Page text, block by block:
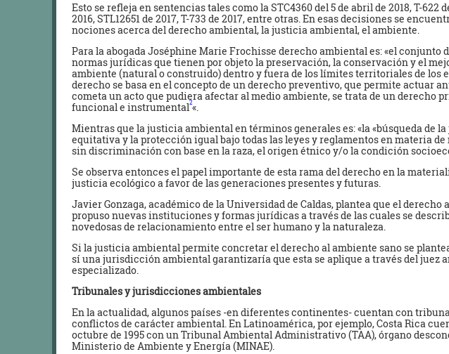
Esto se refleja en sentencias tales como la STC4360 del 5 de abril de 2018, T-622
2016, STL12651 de 2017, T-733 de 2017, entre otras. En esas decisiones se
nociones acerca del derecho ambiental, la justicia ambiental, el ambiente.
Para la abogada Joséphine Marie Frochisse derecho ambiental es: «el conjunto
normas jurídicas que tienen por objeto la preservación, la conservación y el
ambiente (natural o construido) dentro y fuera de los límites territoriales de los
derecho se basa en el concepto de un derecho preventivo, que permite actuar
cometa un acto que pudiera afectar al medio ambiente, se trata de un derecho
funcional e instrumental2«.
Mientras que la justicia ambiental en términos generales es: «la «búsqueda de
equitativa y la protección igual bajo todas las leyes y reglamentos en materia
sin discriminación con base en la raza, el origen étnico y/o la condición
Se observa entonces el papel importante de esta rama del derecho en la
justicia ecológico a favor de las generaciones presentes y futuras.
Javier Gonzaga, académico de la Universidad de Caldas, plantea que el derecho
propuso nuevas instituciones y formas jurídicas a través de las cuales se
novedosas de relacionamiento entre el ser humano y la naturaleza.
Si la justicia ambiental permite concretar el derecho al ambiente sano se
sí una jurisdicción ambiental garantizaría que esta se aplique a través del juez
especializado.
Tribunales y jurisdicciones ambientales
En la actualidad, algunos países -en diferentes continentes- cuentan con
conflictos de carácter ambiental. En Latinoamérica, por ejemplo, Costa Rica
octubre de 1995 con un Tribunal Ambiental Administrativo (TAA), órgano
Ministerio de Ambiente y Energía (MINAE).